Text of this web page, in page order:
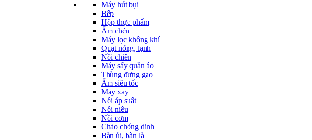
Máy hút bụi
Bếp
Hộp thực phẩm
Ấm chén
Máy lọc không khí
Quạt nóng, lạnh
Nồi chiên
Máy sấy quần áo
Thùng đựng gạo
Ấm siêu tốc
Máy xay
Nồi áp suất
Nồi niêu
Nồi cơm
Chảo chống dính
Bàn ủi, bàn là